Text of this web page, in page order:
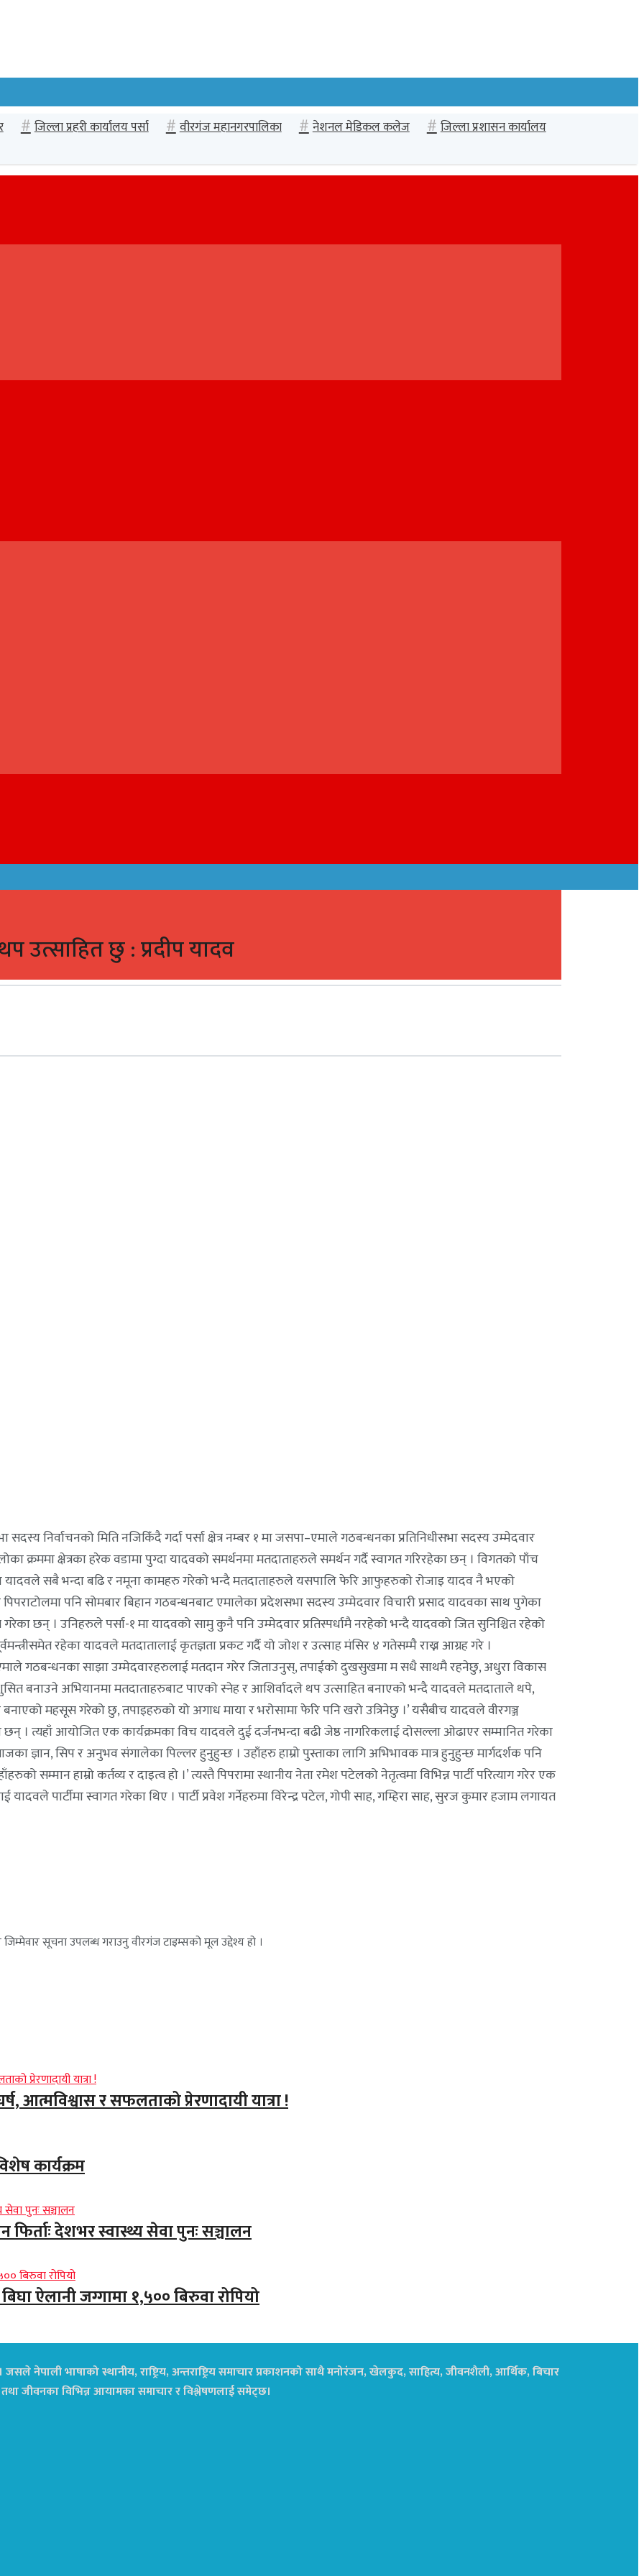
जिल्ला प्रहरी कार्यालय पर्सा वीरगंज महानगरपालिका नेशनल मेडिकल कलेज
जिल्ला प्रशासन कार्यालय
उत्साहित छु : प्रदीप यादव
निर्वाचनको मिति नजिकिँदै गर्दा पर्सा क्षेत्र नम्बर १ मा जसपा–एमाले गठबन्धनका प्रतिनिधीसभा सदस्य उम्मेदवार
क्रममा क्षेत्रका हरेक वडामा पुग्दा यादवको समर्थनमा मतदाताहरुले समर्थन गर्दै स्वागत गरिरहेका छन् । विगतको पाँच
यादवले सबै भन्दा बढि र नमूना कामहरु गरेको भन्दै मतदाताहरुले यसपालि फेरि आफुहरुको रोजाइ यादव नै भएको
पनि सोमबार बिहान गठबन्धनबाट एमालेका प्रदेशसभा सदस्य उम्मेदवार विचारी प्रसाद यादवका साथ पुगेका
छन् । उनिहरुले पर्सा-१ मा यादवको सामु कुनै पनि उम्मेदवार प्रतिस्पर्धामै नरहेको भन्दै यादवको जित सुनिश्चित रहेको
रहेका यादवले मतदातालाई कृतज्ञता प्रकट गर्दै यो जोश र उत्साह मंसिर ४ गतेसम्मै राख्न आग्रह गरे ।
गठबन्धनका साझा उम्मेदवारहरुलाई मतदान गरेर जिताउनुस्, तपाईको दुखसुखमा म सधै साथमै रहनेछु, अधुरा विकास
बनाउने अभियानमा मतदाताहरुबाट पाएको स्नेह र आशिर्वादले थप उत्साहित बनाएको भन्दै यादवले मतदाताले थपे,
महसूस गरेको छु, तपाइहरुको यो अगाध माया र भरोसामा फेरि पनि खरो उत्रिनेछु ।’ यसैबीच यादवले वीरगञ्ज
छन् । त्यहाँ आयोजित एक कार्यक्रमका विच यादवले दुई दर्जनभन्दा बढी जेष्ठ नागरिकलाई दोसल्ला ओढाएर सम्मानित गरेका
ज्ञान, सिप र अनुभव संगालेका पिल्लर हुनुहुन्छ । उहाँहरु हाम्रो पुस्ताका लागि अभिभावक मात्र हुनुहुन्छ मार्गदर्शक पनि
सम्मान हाम्रो कर्तव्य र दाइत्व हो ।’ त्यस्तै पिपरामा स्थानीय नेता रमेश पटेलको नेतृत्वमा विभिन्न पार्टी परित्याग गरेर एक
पार्टीमा स्वागत गरेका थिए । पार्टी प्रवेश गर्नेहरुमा विरेन्द्र पटेल, गोपी साह, गम्हिरा साह, सुरज कुमार हजाम लगायत
जिम्मेवार सूचना उपलब्ध गराउनु वीरगंज टाइम्सको मूल उद्देश्य हो ।
आत्मविश्वास र सफलताको प्रेरणादायी यात्रा !
कार्यक्रम
देशभर स्वास्थ्य सेवा पुनः सञ्चालन
ऐलानी जग्गामा १,५०० बिरुवा रोपियो
नेपाली भाषाको स्थानीय, राष्ट्रिय, अन्तराष्ट्रिय समाचार प्रकाशनको साथै मनोरंजन, खेलकुद, साहित्य, जीवनशैली, आर्थिक, बिचार
जीवनका विभिन्न आयामका समाचार र विश्लेषणलाई समेट्छ।